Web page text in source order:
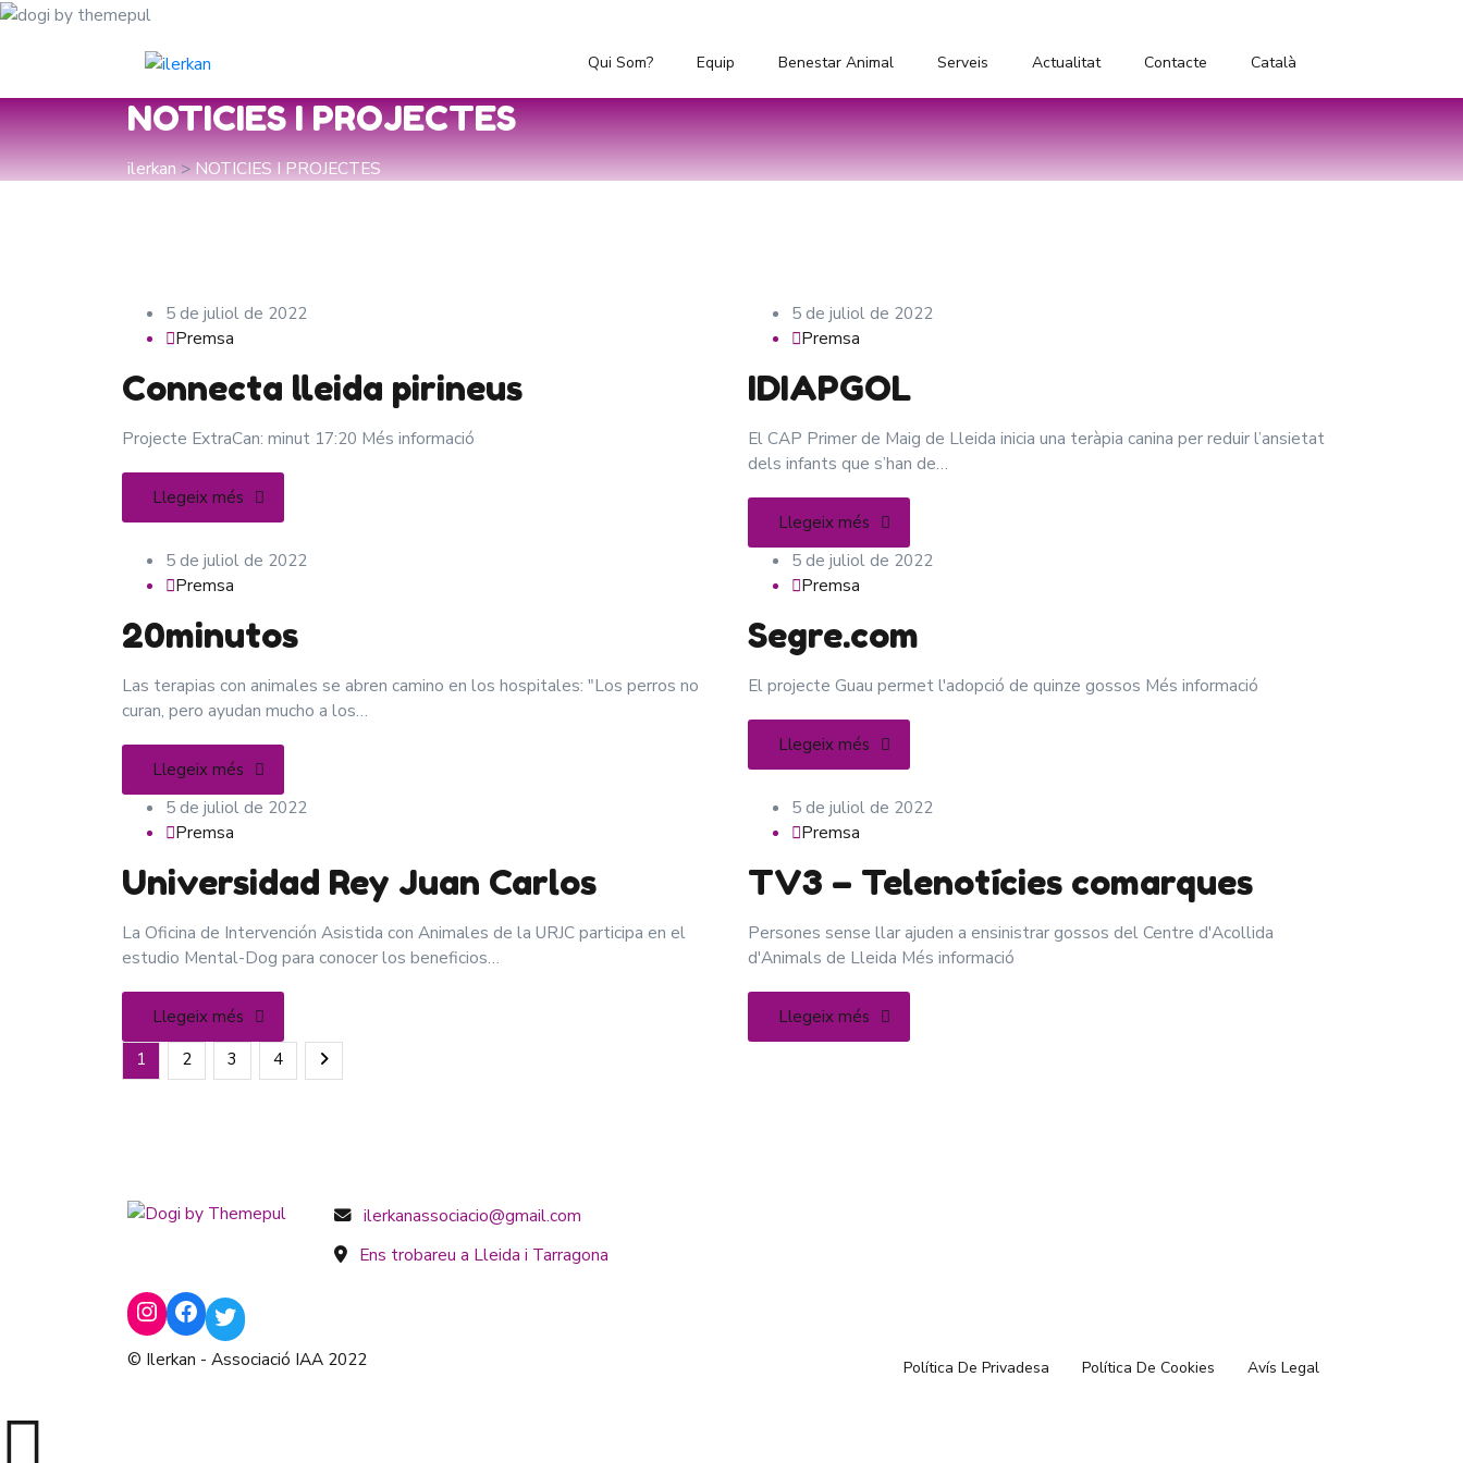
Qui Som? Equip Benestar Animal Serveis Actualitat Contacte Català
NOTICIES I PROJECTES
ilerkan>NOTICIES I PROJECTES
5 de juliol de 2022
Premsa
Connecta lleida pirineus
Projecte ExtraCan: minut 17:20 Més informació
Llegeix més
5 de juliol de 2022
Premsa
IDIAPGOL
El CAP Primer de Maig de Lleida inicia una teràpia canina per reduir l’ansietat
dels infants que s’han de…
Llegeix més
5 de juliol de 2022
Premsa
20minutos
Las terapias con animales se abren camino en los hospitales: "Los perros no
curan, pero ayudan mucho a los…
Llegeix més
5 de juliol de 2022
Premsa
Segre.com
El projecte Guau permet l'adopció de quinze gossos Més informació
Llegeix més
5 de juliol de 2022
Premsa
Universidad Rey Juan Carlos
La Oficina de Intervención Asistida con Animales de la URJC participa en el
estudio Mental-Dog para conocer los beneficios…
Llegeix més
5 de juliol de 2022
Premsa
TV3 – Telenotícies comarques
Persones sense llar ajuden a ensinistrar gossos del Centre d'Acollida
d'Animals de Lleida Més informació
Llegeix més
1
2 3 4
ilerkanassociacio@gmail.com
Ens trobareu a Lleida i Tarragona
© Ilerkan - Associació IAA 2022 Política De Privadesa Política De Cookies Avís Legal